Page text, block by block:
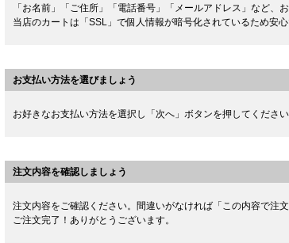
「お名前」「ご住所」「電話番号」「メールアドレス」など、
当店のカートは「SSL」で個人情報が暗号化されているため安心
お支払い方法を選びましょう
お好きなお支払い方法を選択し「次へ」ボタンを押してください
注文内容を確認しましょう
注文内容をご確認ください。間違いがなければ「この内容で注
ご注文完了！ありがとうございます。